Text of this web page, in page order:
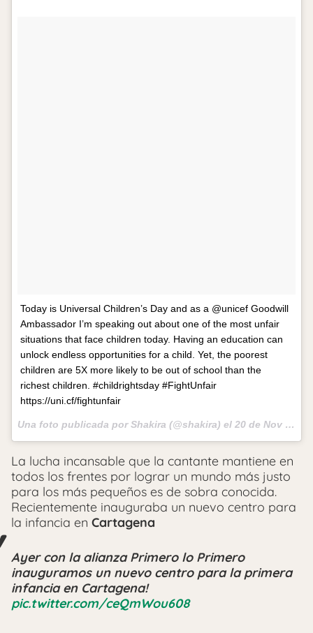
Today is Universal Children’s Day and as a @unicef Goodwill
Ambassador I’m speaking out about one of the most unfair
situations that face children today. Having an education can
unlock endless opportunities for a child. Yet, the poorest
children are 5X more likely to be out of school than the
richest children. #childrightsday #FightUnfair
https://uni.cf/fightunfair
Una foto publicada por Shakira (@shakira) el 20 de Nov de 2015 a la(s) 4:38 PST
La lucha incansable que la cantante mantiene en
todos los frentes por lograr un mundo más justo
para los más pequeños es de sobra conocida.
Recientemente inauguraba un nuevo centro para
la infancia en Cartagena
Ayer con la alianza Primero lo Primero
inauguramos un nuevo centro para la primera
infancia en Cartagena!
pic.twitter.com/ceQmWou608